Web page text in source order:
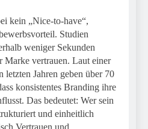
kein „Nice-to-have“,
Studien
weniger Sekunden
Marke vertrauen. Laut einer
letzten Jahren geben über 70
konsistentes Branding ihre
Das bedeutet: Wer sein
und einheitlich